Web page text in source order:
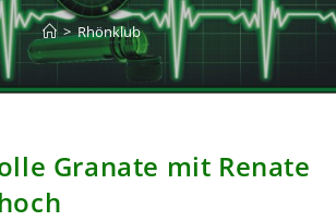
> Rhönklub
Granate mit Renate